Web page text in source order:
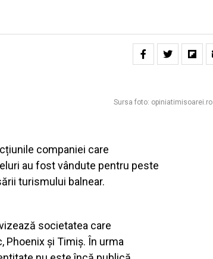
Sursa foto: opiniatimisoarei.ro
companiei care
au fost vândute pentru peste
turismului balnear.
societatea care
Phoenix și Timiș. În urma